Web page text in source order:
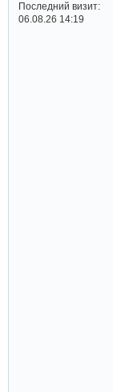
Последний визит:
06.08.26 14:19